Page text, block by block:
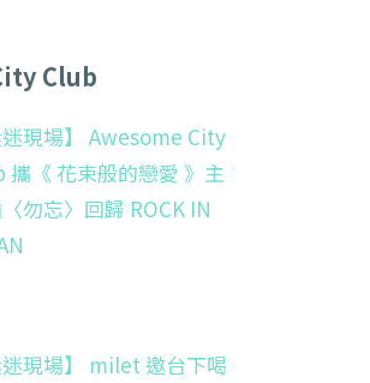
Club
迷現場】 Awesome City
攜《 花束般的戀愛 》主
勿忘〉回歸 ROCK IN
迷現場】 milet 邀台下喝